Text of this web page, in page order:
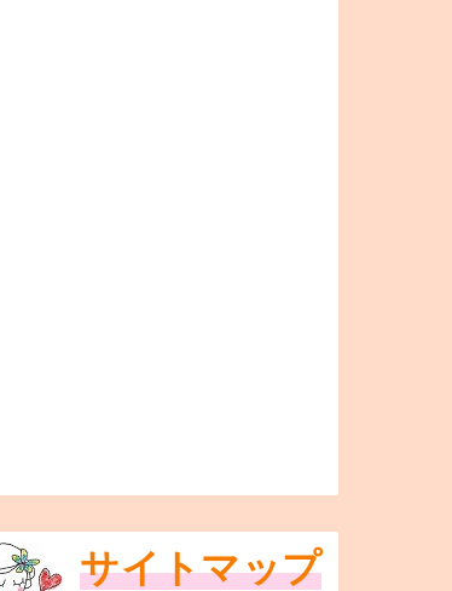
サイトマップ